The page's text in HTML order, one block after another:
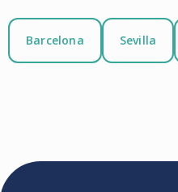
Barcelona Sevilla